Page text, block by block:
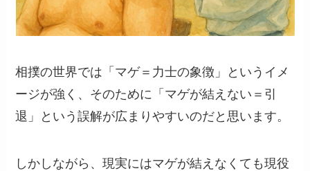
相撲の世界では「マゲ＝力士の象徴」というイメ
ージが強く、そのために「マゲが結えない＝引
退」という誤解が広まりやすいのだと思います。
しかしながら、現実にはマゲが結えなくても現役